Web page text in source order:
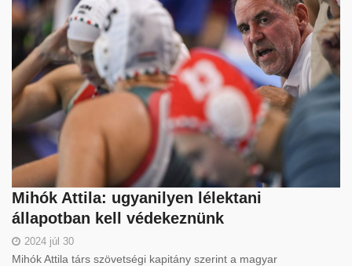
Mihók Attila: ugyanilyen lélektani
állapotban kell védekeznünk
2024 júl 30
Mihók Attila társ szövetségi kapitány szerint a magyar